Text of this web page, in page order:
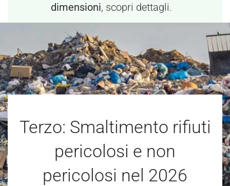
dimensioni, scopri dettagli.
Terzo: Smaltimento rifiuti
pericolosi e non
pericolosi nel 2026